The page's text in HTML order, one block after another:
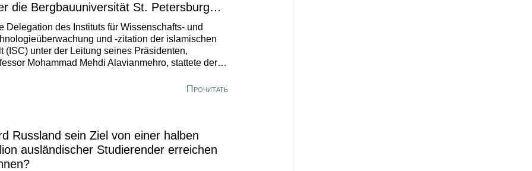
die Bergbauuniversität St. Petersburg
Konfigurationseinstellungen öffnen
Delegation des Instituts für Wissenschafts- und
und -zitation der islamischen
(ISC) unter der Leitung seines Präsidenten,
Mohammad Mehdi Alavianmehro, stattete der
Arbeitsbesuch ab. Sie brachten ein Paket von
Прочитать
Russland sein Ziel von einer halben
ausländischer Studierender erreichen